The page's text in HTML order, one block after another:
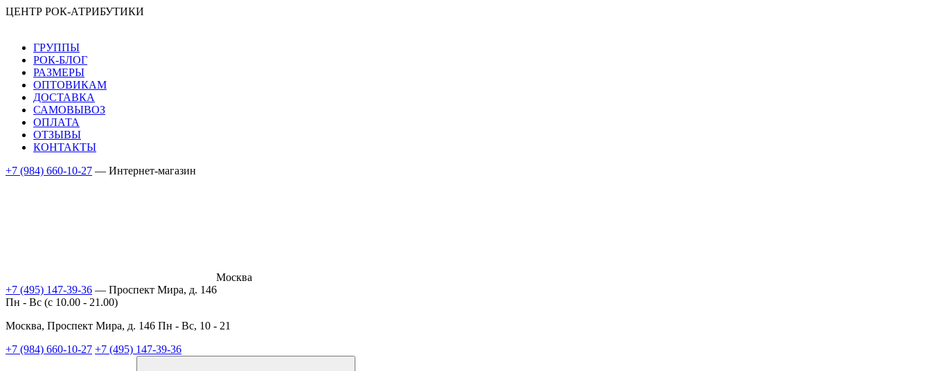
ЦЕНТР РОК-АТРИБУТИКИ
ГРУППЫ
РОК-БЛОГ
РАЗМЕРЫ
ОПТОВИКАМ
ДОСТАВКА
САМОВЫВОЗ
ОПЛАТА
ОТЗЫВЫ
КОНТАКТЫ
+7 (984) 660-10-27 — Интернет-магазин
Москва
+7 (495) 147-39-36 — Проспект Мира, д. 146
Пн - Вс (c 10.00 - 21.00)
Москва, Проспект Мира, д. 146 Пн - Вс, 10 - 21
+7 (984) 660-10-27 +7 (495) 147-39-36